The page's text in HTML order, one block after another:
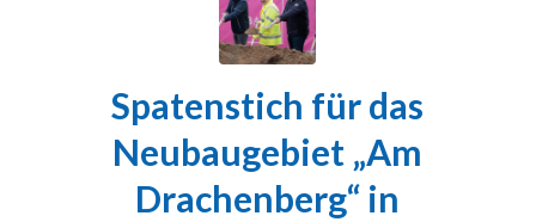
Spatenstich für das
Neubaugebiet „Am
Drachenberg“ in